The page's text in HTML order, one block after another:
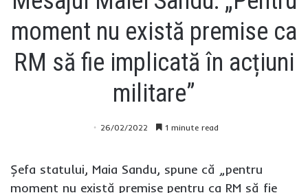
moment nu există premise ca
RM să fie implicată în acțiuni
militare”
26/02/2022 1 minute read
Șefa statului, Maia Sandu, spune că „pentru
moment nu există premise pentru ca RM să fie